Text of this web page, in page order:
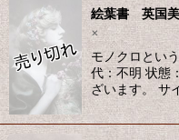
絵葉書 英国
×
モノクロとい
代：不明 状態
ざいます。